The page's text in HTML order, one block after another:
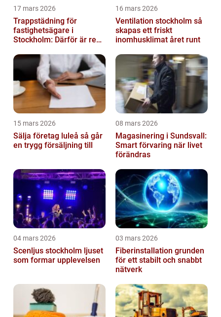
17 mars 2026
Trappstädning för
fastighetsägare i
Stockholm: Därför är rena
investering
16 mars 2026
Ventilation stockholm så
skapas ett friskt
inomhusklimat året runt
15 mars 2026
Sälja företag luleå så går
en trygg försäljning till
08 mars 2026
Magasinering i Sundsvall:
Smart förvaring när livet
förändras
04 mars 2026
Scenljus stockholm ljuset
som formar upplevelsen
03 mars 2026
Fiberinstallation grunden
för ett stabilt och snabbt
nätverk